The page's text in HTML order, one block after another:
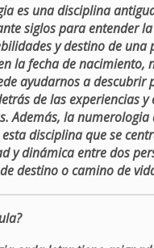
es una disciplina
siglos para entender
y destino de una
la fecha de nacimiento,
ayudarnos a descubrir
de las experiencias y
Además, la numerologia
disciplina que se
y dinámica entre dos
destino o camino de